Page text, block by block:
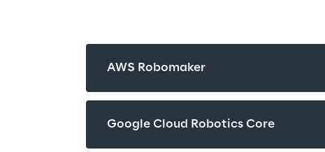
AWS Robomaker
Google Cloud Robotics Core